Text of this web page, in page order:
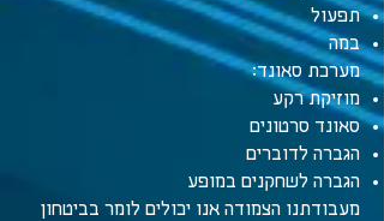
תפעול
במה
מערכת סאונד:
מוזיקת רקע
סאונד סרטונים
הגברה לדוברים
הגברה לשחקנים במופע
מעבודתנו הצמודה אנו יכולים לומר בביטחון